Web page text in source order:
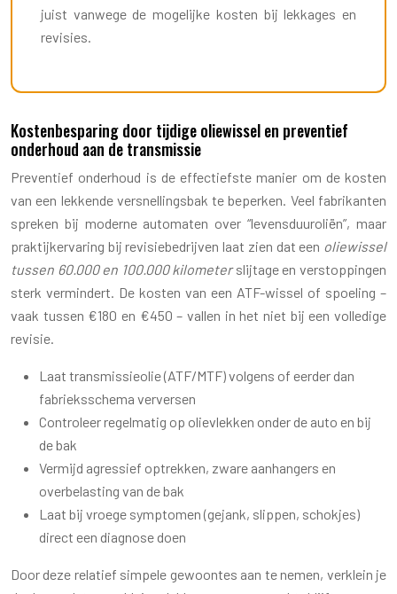
juist vanwege de mogelijke kosten bij lekkages en
revisies.
Kostenbesparing door tijdige oliewissel en preventief
onderhoud aan de transmissie
Preventief onderhoud is de effectiefste manier om de kosten
van een lekkende versnellingsbak te beperken. Veel fabrikanten
spreken bij moderne automaten over “levensduuroliën”, maar
praktijkervaring bij revisiebedrijven laat zien dat een oliewissel
tussen 60.000 en 100.000 kilometerslijtage en verstoppingen
sterk vermindert. De kosten van een ATF-wissel of spoeling –
vaak tussen €180 en €450 – vallen in het niet bij een volledige
revisie.
Laat transmissieolie (ATF/MTF) volgens of eerder dan
fabrieksschema verversen
Controleer regelmatig op olievlekken onder de auto en bij
de bak
Vermijd agressief optrekken, zware aanhangers en
overbelasting van de bak
Laat bij vroege symptomen (gejank, slippen, schokjes)
direct een diagnose doen
Door deze relatief simpele gewoontes aan te nemen, verklein je